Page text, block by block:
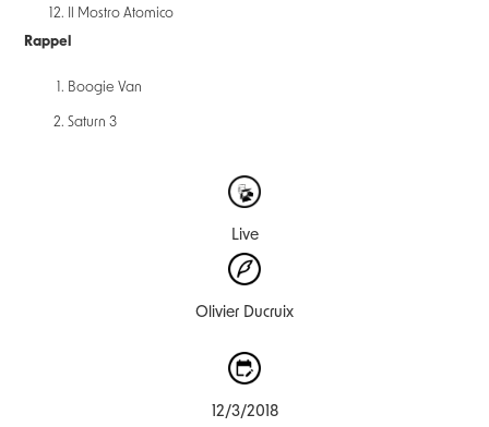
Il Mostro Atomico
Rappel
Boogie Van
Saturn 3
Live
Olivier Ducruix
12/3/2018